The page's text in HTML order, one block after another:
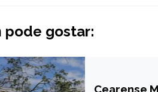
pode gostar:
BRASIL
Cearense